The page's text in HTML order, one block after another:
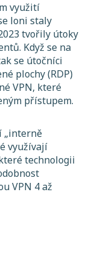
využití
loni staly
tvořily útoky
Když se na
se útočníci
plochy (RDP)
VPN, které
přístupem.
„interně
využívají
technologii
VPN 4 až